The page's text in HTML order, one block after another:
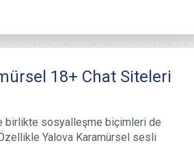
18+ Chat Siteleri
birlikte sosyalleşme biçimleri de
Yalova Karamürsel sesli